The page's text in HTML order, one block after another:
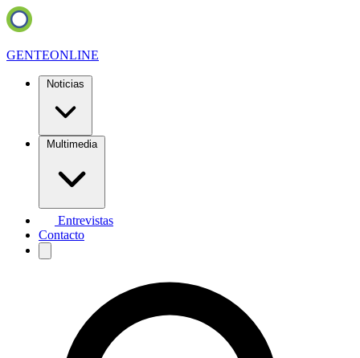
GENTEONLINE
Noticias
Multimedia
Entrevistas
Contacto